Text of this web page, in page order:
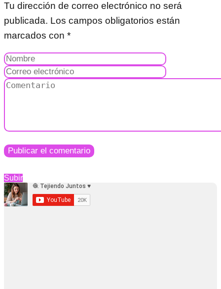
Tu dirección de correo electrónico no será
publicada. Los campos obligatorios están
marcados con *
Subir